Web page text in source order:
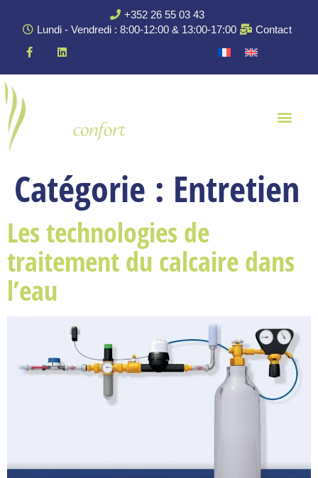
+352 26 55 03 43
Lundi - Vendredi : 8:00-12:00 & 13:00-17:00
Contact
Catégorie : Entretien
Les technologies de
traitement du calcaire dans
l’eau